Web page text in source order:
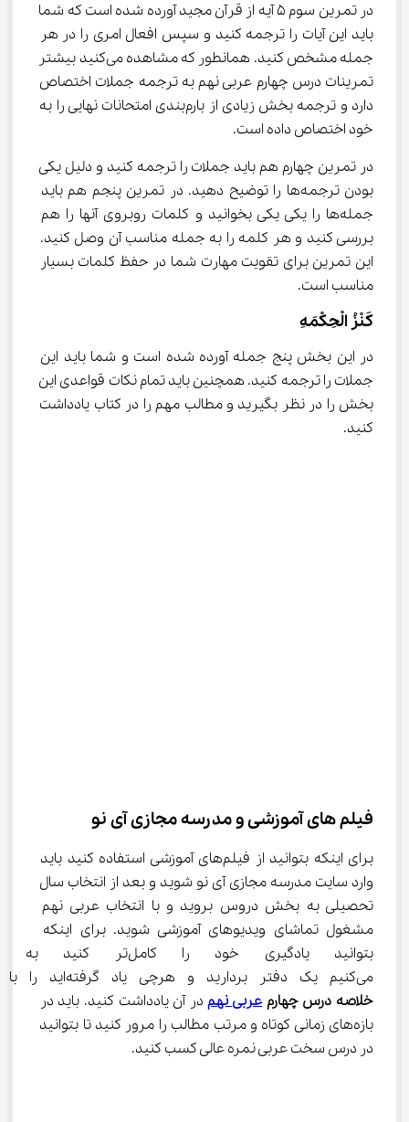
در تمرین سوم ۵ آیه از قرآن مجید آورده شده است که شما
باید این آیات را ترجمه کنید و سپس افعال امری را در هر
جمله مشخص کنید. همانطور که مشاهده می‌کنید بیشتر
تمرینات درس چهارم عربی نهم به ترجمه جملات اختصاص
دارد و ترجمه بخش زیادی از بارم‌بندی امتحانات نهایی را به
خود اختصاص داده است.
در تمرین چهارم هم باید جملات را ترجمه کنید و دلیل یکی
بودن ترجمه‌ها را توضیح دهید. در تمرین پنجم هم باید
جمله‌ها را یکی یکی بخوانید و کلمات روبروی آنها را هم
بررسی کنید و هر کلمه را به جمله مناسب آن وصل کنید.
این تمرین برای تقویت مهارت شما در حفظ کلمات بسیار
مناسب است.
کَنْزُ الْحِکْمَهِ
در این بخش پنج جمله آورده شده است و شما باید این
جملات را ترجمه کنید. همچنین باید تمام نکات قواعدی این
بخش را در نظر بگیرید و مطالب مهم را در کتاب یادداشت
کنید.
فیلم ‌های آموزشی و مدرسه مجازی آی نو
برای اینکه بتوانید از فیلم‌های آموزشی استفاده کنید باید
وارد سایت مدرسه مجازی آی نو شوید و بعد از انتخاب سال
تحصیلی به بخش دروس بروید و با انتخاب عربی نهم
مشغول تماشای ویدیوهای آموزشی شوید. برای اینکه
بتوانید یادگیری خود را
می‌کنیم یک دفتر بردارید و هرچی یاد گرفته‌اید را با عنوان
خلاصه درس چهارم عربی نهم در آن یادداشت کنید. باید در
بازه‌های زمانی کوتاه و مرتب مطالب را مرور کنید تا بتوانید
در درس سخت عربی نمره عالی کسب کنید.